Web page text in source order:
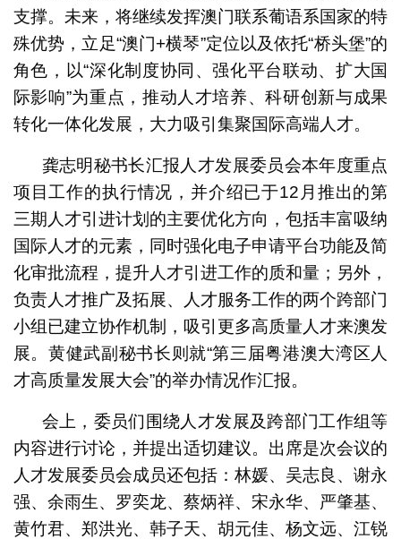
支撑。未来，将继续发挥澳门联系葡语系国家的特
殊优势，立足“澳门+横琴”定位以及依托“桥头堡”的
角色，以“深化制度协同、强化平台联动、扩大国
际影响”为重点，推动人才培养、科研创新与成果
转化一体化发展，大力吸引集聚国际高端人才。
龚志明秘书长汇报人才发展委员会本年度重点
项目工作的执行情况，并介绍已于12月推出的第
三期人才引进计划的主要优化方向，包括丰富吸纳
国际人才的元素，同时强化电子申请平台功能及简
化审批流程，提升人才引进工作的质和量；另外，
负责人才推广及拓展、人才服务工作的两个跨部门
小组已建立协作机制，吸引更多高质量人才来澳发
展。黄健武副秘书长则就“第三届粤港澳大湾区人
才高质量发展大会”的举办情况作汇报。
会上，委员们围绕人才发展及跨部门工作组等
内容进行讨论，并提出适切建议。出席是次会议的
人才发展委员会成员还包括：林媛、吴志良、谢永
强、余雨生、罗奕龙、蔡炳祥、宋永华、严肇基、
黄竹君、郑洪光、韩子天、胡元佳、杨文远、江锐